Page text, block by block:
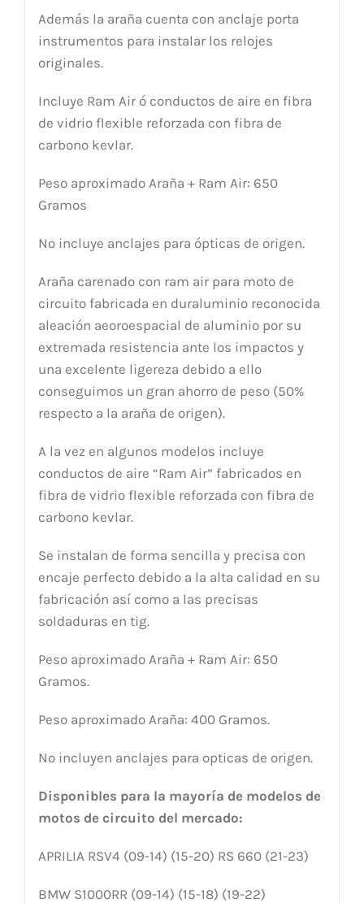
Además la araña cuenta con anclaje porta
instrumentos para instalar los relojes
originales.
Incluye Ram Air ó conductos de aire en fibra
de vidrio flexible reforzada con fibra de
carbono kevlar.
Peso aproximado Araña + Ram Air: 650
Gramos
No incluye anclajes para ópticas de origen.
Araña carenado con ram air para moto de
circuito fabricada en duraluminio reconocida
aleación aeoroespacial de aluminio por su
extremada resistencia ante los impactos y
una excelente ligereza debido a ello
conseguimos un gran ahorro de peso (50%
respecto a la araña de origen).
A la vez en algunos modelos incluye
conductos de aire “Ram Air” fabricados en
fibra de vidrio flexible reforzada con fibra de
carbono kevlar.
Se instalan de forma sencilla y precisa con
encaje perfecto debido a la alta calidad en su
fabricación así como a las precisas
soldaduras en tig.
Peso aproximado Araña + Ram Air: 650
Gramos.
Peso aproximado Araña: 400 Gramos.
No incluyen anclajes para opticas de origen.
Disponibles para la mayoría de modelos de
motos de circuito del mercado:
APRILIA RSV4 (09-14) (15-20) RS 660 (21-23)
BMW S1000RR (09-14) (15-18) (19-22)